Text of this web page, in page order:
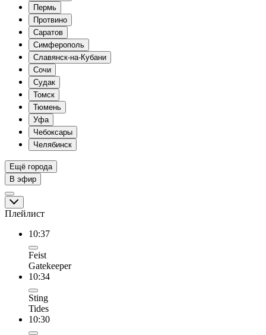
Пермь
Протвино
Саратов
Симферополь
Славянск-на-Кубани
Сочи
Судак
Томск
Тюмень
Уфа
Чебоксары
Челябинск
Ещё города
В эфир
Плейлист
10:37
Feist
Gatekeeper
10:34
Sting
Tides
10:30